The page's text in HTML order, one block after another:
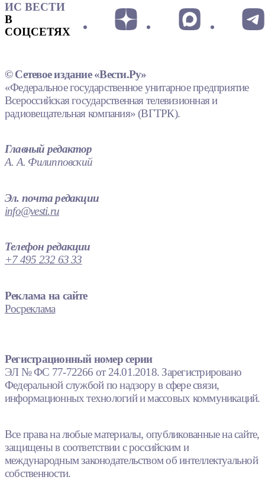
ИС ВЕСТИ
В
СОЦСЕТЯХ
© Сетевое издание «Вести.Ру»
«Федеральное государственное унитарное предприятие
Всероссийская государственная телевизионная и
радиовещательная компания» (ВГТРК).
Главный редактор
А. А. Филипповский
Эл. почта редакции
info@vesti.ru
Телефон редакции
+7 495 232 63 33
Реклама на сайте
Росреклама
Регистрационный номер серии
ЭЛ № ФС 77-72266 от 24.01.2018. Зарегистрировано
Федеральной службой по надзору в сфере связи,
информационных технологий и массовых коммуникаций.
Все права на любые материалы, опубликованные на сайте,
защищены в соответствии с российским и
международным законодательством об интеллектуальной
собственности.